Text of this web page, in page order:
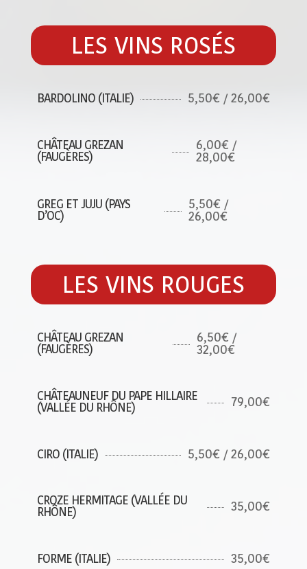
LES VINS ROSÉS
BARDOLINO (ITALIE) 5,50€ / 26,00€
CHÂTEAU GREZAN
(FAUGÈRES)
6,00€ /
28,00€
GREG ET JUJU (PAYS
D’OC)
5,50€ /
26,00€
LES VINS ROUGES
CHÂTEAU GREZAN
(FAUGÈRES)
6,50€ /
32,00€
CHÂTEAUNEUF DU PAPE HILLAIRE
(VALLÉE DU RHÔNE) 79,00€
CIRO (ITALIE) 5,50€ / 26,00€
CROZE HERMITAGE (VALLÉE DU
RHÔNE) 35,00€
FORME (ITALIE) 35,00€